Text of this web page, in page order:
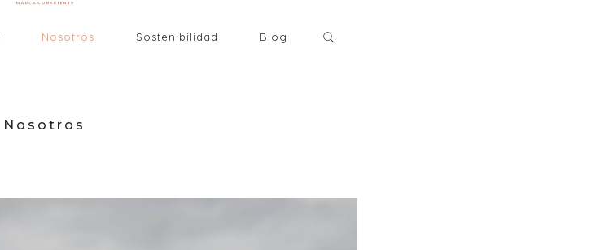
Nosotros Sostenibilidad Blog
Nosotros